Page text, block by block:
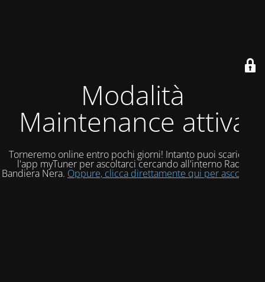
Modalità
Maintenance attiva
Torneremo online entro pochi giorni! Intanto puoi scaricare
l'app myTuner per ascoltarci cercando all'interno Radio
Bandiera Nera. Oppure, clicca direttamente qui per ascoltarci!